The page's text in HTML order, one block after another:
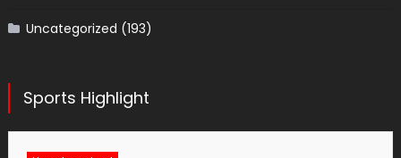
Uncategorized (193)
Sports Highlight